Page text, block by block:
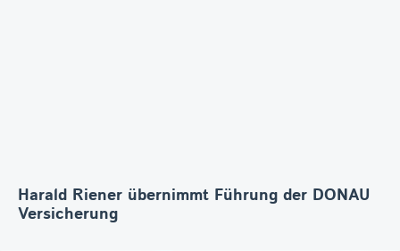
Harald Riener übernimmt Führung der DONAU
Versicherung